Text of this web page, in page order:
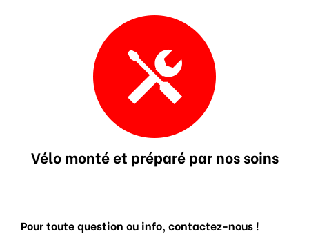
Vélo monté et préparé par nos soins
Pour toute question ou info, contactez-nous !